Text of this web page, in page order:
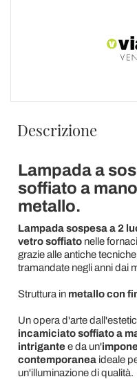
Descrizione
Lampada a
soffiato a
metallo.
Lampada sospesa a 2
vetro soffiatonelle
grazie alle antiche
tramandate negli anni dai
Struttura in metallo con
Un opera d'arte
incamiciato soffiato a
intrigantee da un'
contemporanea ideale
un'illuminazione di qualità.